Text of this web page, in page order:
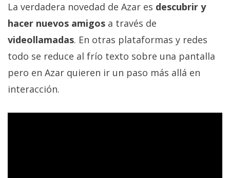
La verdadera novedad de Azar es descubrir y
hacer nuevos amigos a través de
videollamadas. En otras plataformas y redes
todo se reduce al frío texto sobre una pantalla
pero en Azar quieren ir un paso más allá en
interacción.